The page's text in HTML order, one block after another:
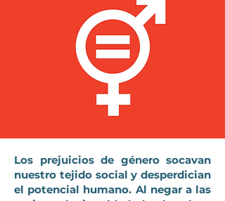
Los prejuicios de género socavan
nuestro tejido social y desperdician
el potencial humano. Al negar a las